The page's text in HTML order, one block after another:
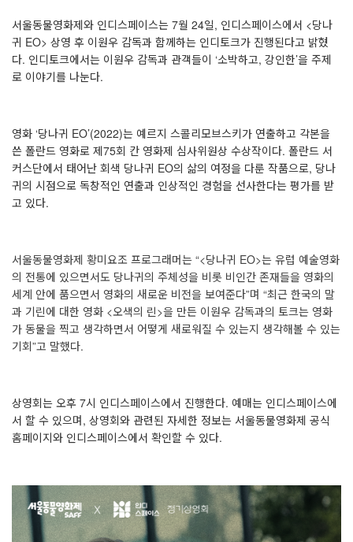
서울동물영화제와 인디스페이스는 7월 24일, 인디스페이스에서 <당나
귀 EO> 상영 후 이원우 감독과 함께하는 인디토크가 진행된다고 밝혔
다. 인디토크에서는 이원우 감독과 관객들이 ‘소박하고, 강인한’을 주제
로 이야기를 나눈다.
영화 ‘당나귀 EO’(2022)는 예르지 스콜리모브스키가 연출하고 각본을
쓴 폴란드 영화로 제75회 칸 영화제 심사위원상 수상작이다. 폴란드 서
커스단에서 태어난 회색 당나귀 EO의 삶의 여정을 다룬 작품으로, 당나
귀의 시점으로 독창적인 연출과 인상적인 경험을 선사한다는 평가를 받
고 있다.
서울동물영화제 황미요조 프로그래머는 “<당나귀 EO>는 유럽 예술영화
의 전통에 있으면서도 당나귀의 주체성을 비롯 비인간 존재들을 영화의
세계 안에 품으면서 영화의 새로운 비전을 보여준다”며 “최근 한국의 말
과 기린에 대한 영화 <오색의 린>을 만든 이원우 감독과의 토크는 영화
가 동물을 찍고 생각하면서 어떻게 새로워질 수 있는지 생각해볼 수 있는
기회”고 말했다.
상영회는 오후 7시 인디스페이스에서 진행한다. 예매는 인디스페이스에
서 할 수 있으며, 상영회와 관련된 자세한 정보는 서울동물영화제 공식
홈페이지와 인디스페이스에서 확인할 수 있다.